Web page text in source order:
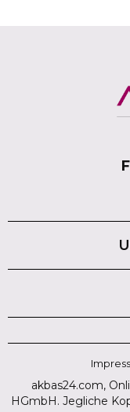
akbas24.com,
HGmbH. Jegliche